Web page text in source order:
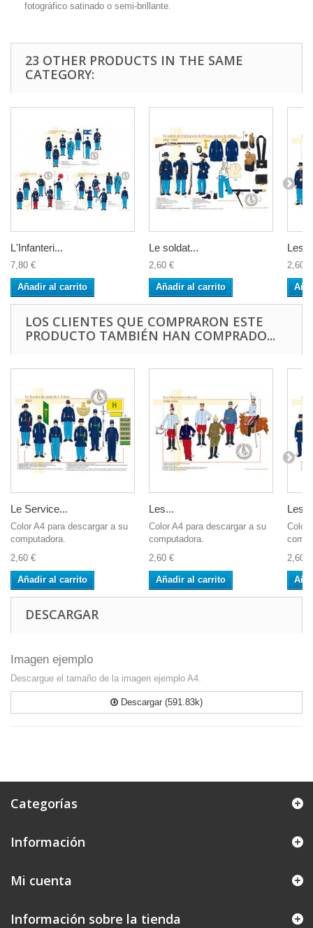
fotográfico satinado o semi-brillante.
23 OTHER PRODUCTS IN THE SAME
CATEGORY:
L'Infanteri...
7,80 €
Añadir al carrito
Le soldat...
2,60 €
Añadir al carrito
Les...
2,60 €
LOS CLIENTES QUE COMPRARON ESTE
PRODUCTO TAMBIÉN HAN COMPRADO...
Le Service...
Color A4 para descargar a su
computadora.
2,60 €
Añadir al carrito
Les...
Color A4 para descargar a su
computadora.
2,60 €
Añadir al carrito
Les
Color
2,60 €
DESCARGAR
Imagen ejemplo
Descargue el tamaño de la imagen ejemplo A4.
Descargar (591.83k)
Categorías
Información
Mi cuenta
Información sobre la tienda